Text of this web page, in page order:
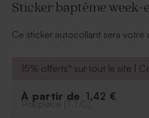
Sticker baptême week-
Ce sticker autocollant sera votre
personnalisée et charmante aux
15% offerts* sur tout le site |
À partir de 1,42 €
Prix/pièce (T.T.C.)